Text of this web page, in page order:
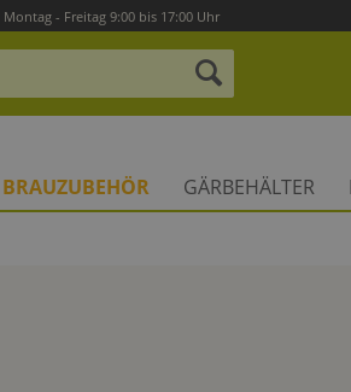
Montag - Freitag 9:00 bis 17:00 Uhr
BRAUZUBEHÖR GÄRBEHÄLTER